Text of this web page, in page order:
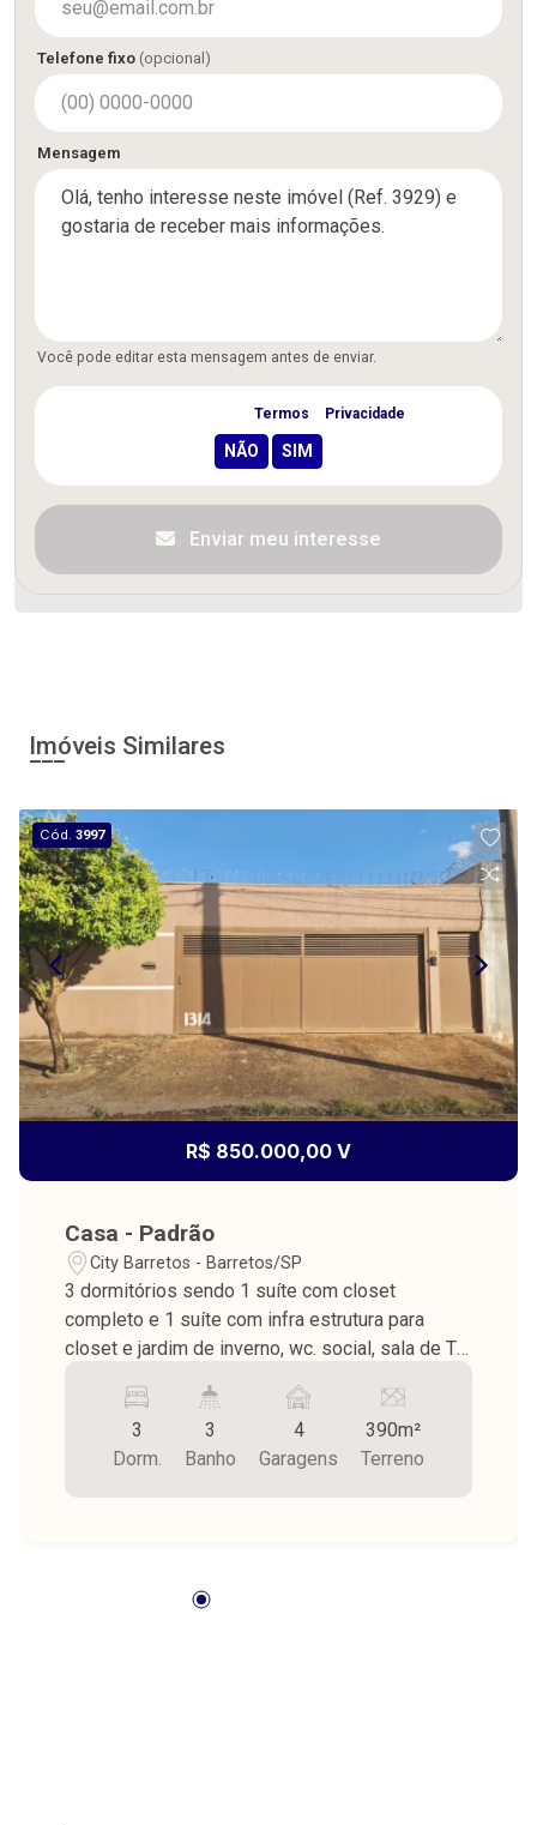
Telefone fixo (opcional)
Mensagem
Você pode editar esta mensagem antes de enviar.
Termos Privacidade
Enviar meu interesse
Imóveis Similares
Cód.3997
R$ 850.000,00 V
Casa - Padrão
City Barretos - Barretos/SP
3 dormitórios sendo 1 suíte com closet
completo e 1 suíte com infra estrutura para
closet e jardim de inverno, wc. social, sala de TV,
lavanderia, varanda com balcão, pia com
armários, churrasqueira, piscina com cascata, wc
externo, despensa, quintal todo em cerâmica,
3
Dorm.
3
Banho
4
Garagens
390m²
Terreno